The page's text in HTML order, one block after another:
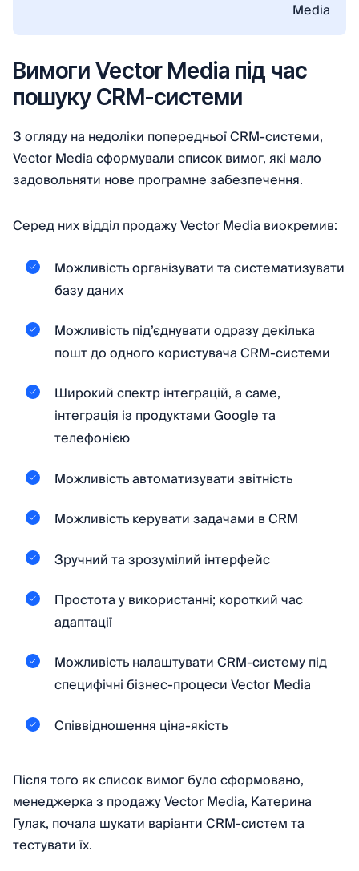
Media
Вимоги Vector Media під час
пошуку CRM-системи
З огляду на недоліки попередньої CRM-системи,
Vector Media сформували список вимог, які мало
задовольняти нове програмне забезпечення.
Серед них відділ продажу Vector Media виокремив:
Можливість організувати та систематизувати
базу даних
Можливість під’єднувати одразу декілька
пошт до одного користувача CRM-системи
Широкий спектр інтеграцій, а саме,
інтеграція із продуктами Google та
телефонією
Можливість автоматизувати звітність
Можливість керувати задачами в CRM
Зручний та зрозумілий інтерфейс
Простота у використанні; короткий час
адаптації
Можливість налаштувати CRM-систему під
специфічні бізнес-процеси Vector Media
Співвідношення ціна-якість
Після того як список вимог було сформовано,
менеджерка з продажу Vector Media, Катерина
Гулак, почала шукати варіанти CRM-систем та
тестувати їх.